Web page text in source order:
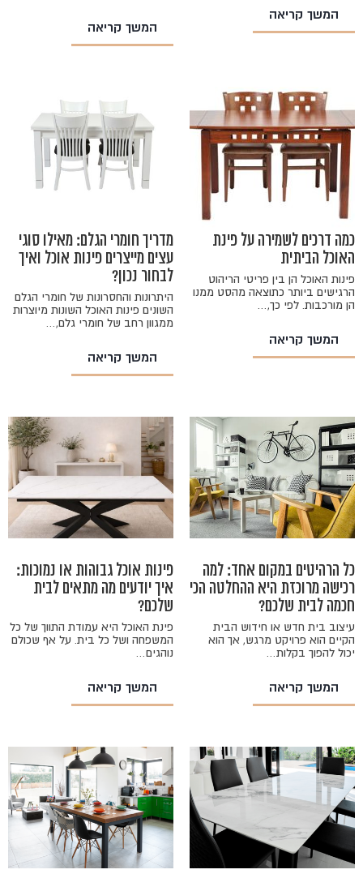
המשך קריאה
המשך קריאה
כמה דרכים לשמירה על פינת
האוכל הביתית
פינות האוכל הן בין פריטי הריהוט
הרגישים ביותר כתוצאה מהסט ממנו
הן מורכבות. לפי כך,…
המשך קריאה
מדריך חומרי הגלם: מאילו סוגי
עצים מייצרים פינות אוכל ואיך
לבחור נכון?
היתרונות והחסרונות של חומרי הגלם
השונים פינות האוכל השונות מיוצרות
ממגוון רחב של חומרי גלם,…
המשך קריאה
כל הרהיטים במקום אחד: למה
רכישה מרוכזת היא ההחלטה הכי
חכמה לבית שלכם?
עיצוב בית חדש או חידוש הבית
הקיים הוא פרויקט מרגש, אך הוא
יכול להפוך בקלות…
המשך קריאה
פינות אוכל גבוהות או נמוכות:
איך יודעים מה מתאים לבית
שלכם?
פינת האוכל היא עמודת התווך של כל
המשפחה ושל כל בית. על אף שכולם
נוהגים…
המשך קריאה